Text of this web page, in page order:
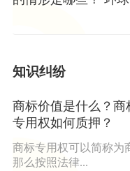
知识纠纷
商标价值是什么？
专用权如何质押？
商标专用权可以简称为
那么按照法律...